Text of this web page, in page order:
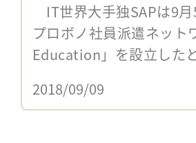
IT世界大手独SAPは9
プロボノ社員派遣ネッ
Education」を設立した
2018/09/09